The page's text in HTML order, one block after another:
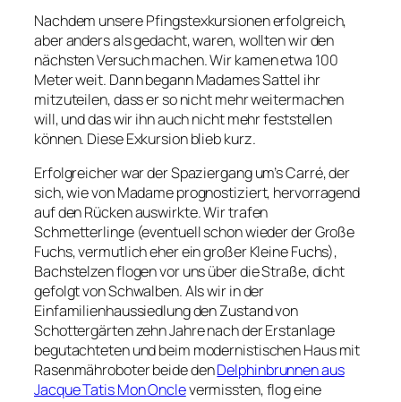
Nachdem unsere Pfingstexkursionen erfolgreich,
aber anders als gedacht, waren, wollten wir den
nächsten Versuch machen. Wir kamen etwa 100
Meter weit. Dann begann Madames Sattel ihr
mitzuteilen, dass er so nicht mehr weitermachen
will, und das wir ihn auch nicht mehr feststellen
können. Diese Exkursion blieb kurz.
Erfolgreicher war der Spaziergang um’s Carré, der
sich, wie von Madame prognostiziert, hervorragend
auf den Rücken auswirkte. Wir trafen
Schmetterlinge (eventuell schon wieder der Große
Fuchs, vermutlich eher ein großer Kleine Fuchs),
Bachstelzen flogen vor uns über die Straße, dicht
gefolgt von Schwalben. Als wir in der
Einfamilienhaussiedlung den Zustand von
Schottergärten zehn Jahre nach der Erstanlage
begutachteten und beim modernistischen Haus mit
Rasenmähroboter beide denDelphinbrunnen aus
Jacque TatisMon Onclevermissten, flog eine